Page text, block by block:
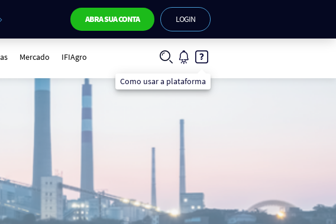
ABRA SUA CONTA LOGIN
Mercado IFIAgro
Como usar a plataforma